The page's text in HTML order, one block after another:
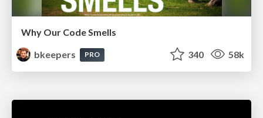
Why Our Code Smells
bkeepers
PRO 340 58k